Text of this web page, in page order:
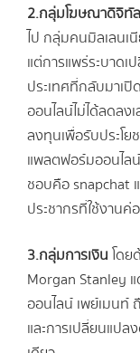
2.กลุ่มโฆษณาดิจิทัล
ไป กลุ่มคนมิลเลน
แต่การแพร่ระบาด
ประเทศที่กลับมาเ
ออนไลน์ไม่ได้ลดลง
ลงทุนเพื่อรับประโ
แพลตฟอร์มออนไล
ชอบคือ snapchat แ
ประชากรที่ใช้งานค่
3.กลุ่มการเงินโดย
Morgan Stanley
ออนไลน์ เพย์เมนท์
และการเปลี่ยนแป